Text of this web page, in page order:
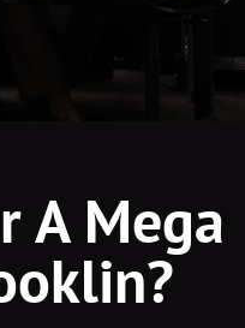
A Mega